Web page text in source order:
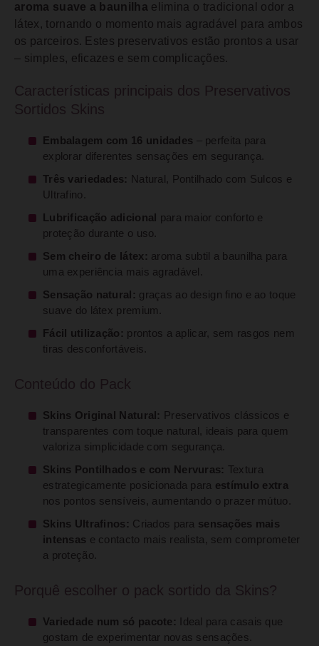
aroma suave a baunilha elimina o tradicional odor a
látex, tornando o momento mais agradável para ambos
os parceiros. Estes preservativos estão prontos a usar
– simples, eficazes e sem complicações.
Características principais dos Preservativos
Sortidos Skins
Embalagem com 16 unidades – perfeita para
explorar diferentes sensações em segurança.
Três variedades:
Natural, Pontilhado com Sulcos e
Ultrafino.
Lubrificação adicional
para maior conforto e
proteção durante o uso.
Sem cheiro de látex: aroma subtil a baunilha para
uma experiência mais agradável.
Sensação natural: graças ao design fino e ao toque
suave do látex premium.
Fácil utilização: prontos a aplicar, sem rasgos nem
tiras desconfortáveis.
Conteúdo do Pack
Skins Original Natural:
Preservativos clássicos e
transparentes com toque natural, ideais para quem
valoriza simplicidade com segurança.
Skins Pontilhados e com Nervuras: Textura
estrategicamente posicionada para estímulo extra
nos pontos sensíveis, aumentando o prazer mútuo.
Skins Ultrafinos: Criados para sensações mais
intensas e contacto mais realista, sem comprometer
a proteção.
Porquê escolher o pack sortido da Skins?
Variedade num só pacote:
Ideal para casais que
gostam de experimentar novas sensações.